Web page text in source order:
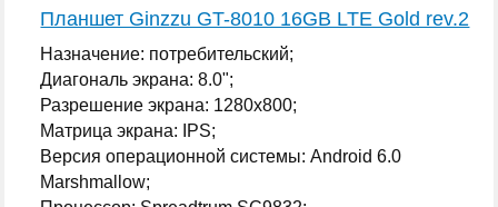
Планшет Ginzzu GT-8010 16GB LTE Gold rev.2
Назначение: потребительский;
Диагональ экрана: 8.0";
Разрешение экрана: 1280x800;
Матрица экрана: IPS;
Версия операционной системы: Android 6.0
Marshmallow;